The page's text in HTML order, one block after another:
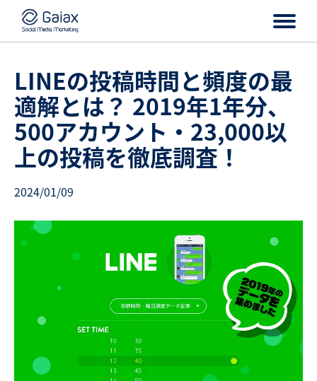
LINEの投稿時間と頻度の最
適解とは？ 2019年1年分、
500アカウント・23,000以
上の投稿を徹底調査！
2024/01/09